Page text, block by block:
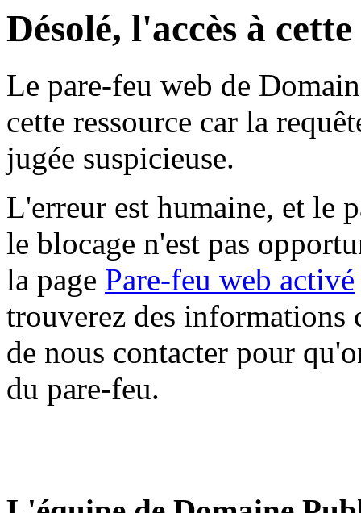
Désolé, l'accès à
Le pare-feu web de
cette ressource car la
jugée suspicieuse.
L'erreur est humaine, et le
le blocage n'est pas
la page Pare-feu web activé
trouverez des informations
de nous contacter pour
du pare-feu.